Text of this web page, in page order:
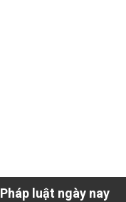
Pháp luật ngày nay